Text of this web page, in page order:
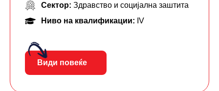
Сектор: Здравство и социјална заштита
Ниво на квалификации: IV
Види повеќе